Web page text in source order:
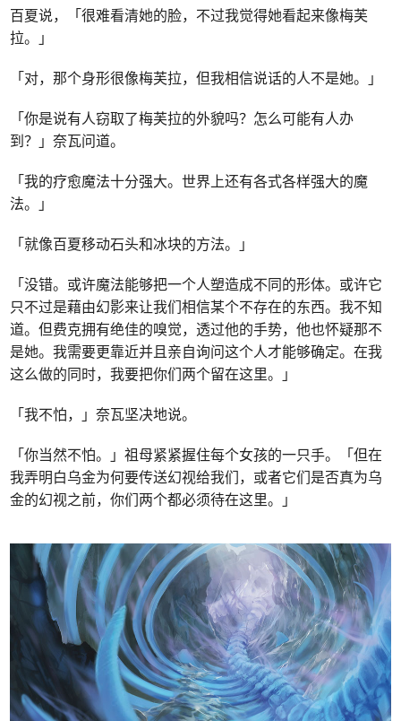
百夏说，「很难看清她的脸，不过我觉得她看起来像梅芙
拉。」
「对，那个身形很像梅芙拉，但我相信说话的人不是她。」
「你是说有人窃取了梅芙拉的外貌吗？怎么可能有人办
到？」奈瓦问道。
「我的疗愈魔法十分强大。世界上还有各式各样强大的魔
法。」
「就像百夏移动石头和冰块的方法。」
「没错。或许魔法能够把一个人塑造成不同的形体。或许它
只不过是藉由幻影来让我们相信某个不存在的东西。我不知
道。但费克拥有绝佳的嗅觉，透过他的手势，他也怀疑那不
是她。我需要更靠近并且亲自询问这个人才能够确定。在我
这么做的同时，我要把你们两个留在这里。」
「我不怕，」奈瓦坚决地说。
「你当然不怕。」祖母紧紧握住每个女孩的一只手。「但在
我弄明白乌金为何要传送幻视给我们，或者它们是否真为乌
金的幻视之前，你们两个都必须待在这里。」